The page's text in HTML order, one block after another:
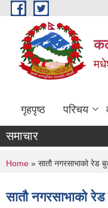
Skip to main content
गृहपृष्ठ परिचय
समाचार
You are here
Home » सातौ नगरसाभाको
सातौ नगरसाभाको